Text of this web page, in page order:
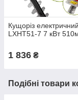
Кущоріз
LXHT51-7 7 кВт
1 836 ₴
Подібні товари